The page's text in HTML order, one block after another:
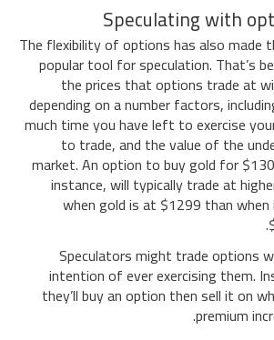
Speculating with
The flexibility of options has also made
popular tool for speculation. That’s
the prices that options trade at
depending on a number factors,
much time you have left to exercise
to trade, and the value of the
market. An option to buy gold for
instance, will typically trade at
when gold is at $1299 than when
Speculators might trade options
intention of ever exercising them.
they’ll buy an option then sell it on
premium